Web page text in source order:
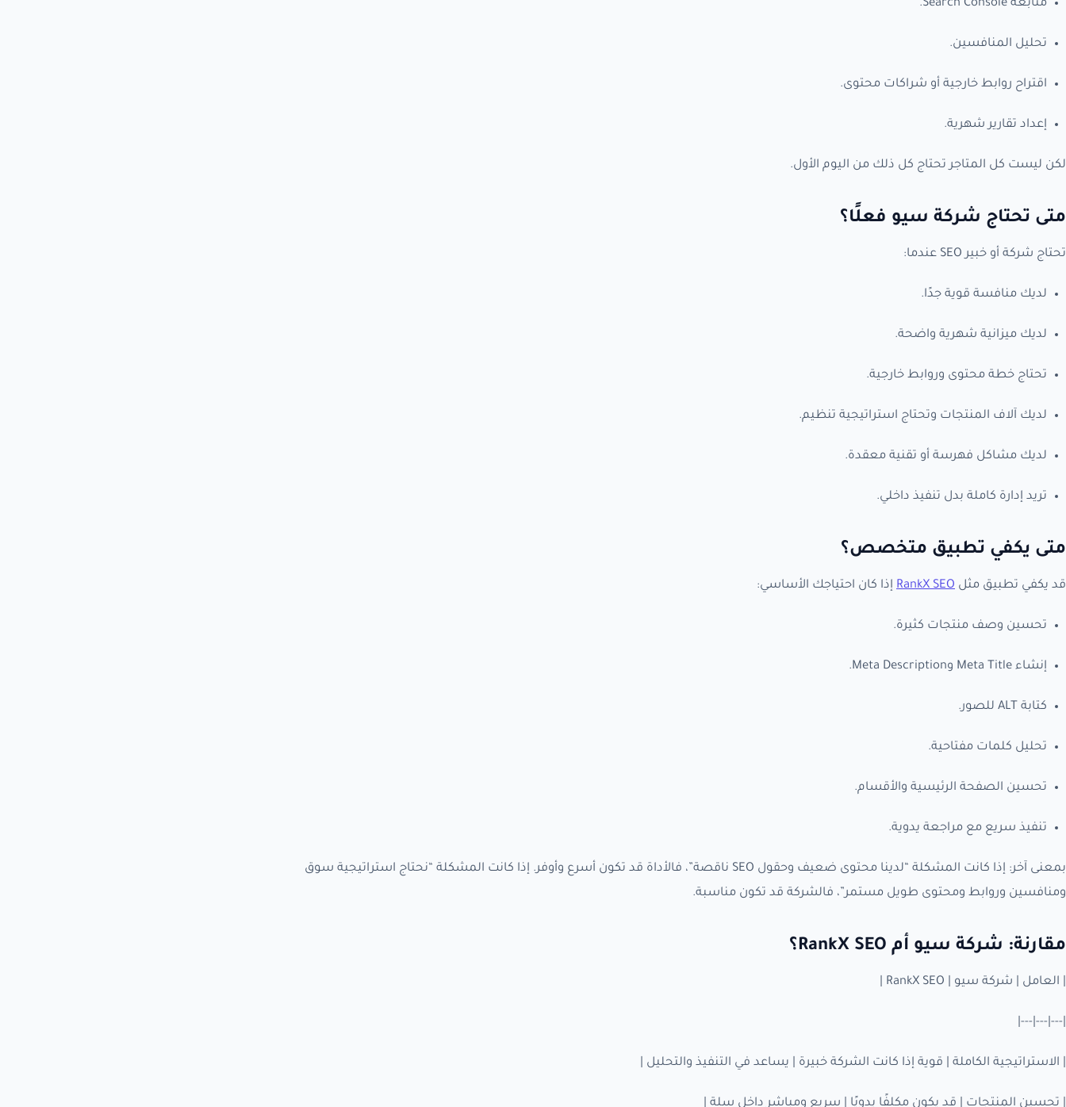
متابعة Search Console.
تحليل المنافسين.
اقتراح روابط خارجية أو شراكات محتوى.
إعداد تقارير شهرية.
لكن ليست كل المتاجر تحتاج كل ذلك من اليوم الأول.
متى تحتاج شركة سيو فعلًا؟
تحتاج شركة أو خبير SEO عندما:
لديك منافسة قوية جدًا.
لديك ميزانية شهرية واضحة.
تحتاج خطة محتوى وروابط خارجية.
لديك آلاف المنتجات وتحتاج استراتيجية تنظيم.
لديك مشاكل فهرسة أو تقنية معقدة.
تريد إدارة كاملة بدل تنفيذ داخلي.
متى يكفي تطبيق متخصص؟
قد يكفي تطبيق مثل RankX SEO إذا كان احتياجك الأساسي:
تحسين وصف منتجات كثيرة.
إنشاء Meta Title وMeta Description.
كتابة ALT للصور.
تحليل كلمات مفتاحية.
تحسين الصفحة الرئيسية والأقسام.
تنفيذ سريع مع مراجعة يدوية.
بمعنى آخر: إذا كانت المشكلة “لدينا محتوى ضعيف وحقول SEO ناقصة”، فالأداة قد تكون أسرع وأوفر. إذا كانت المشكلة “نحتاج استراتيجية سوق
ومنافسين وروابط ومحتوى طويل مستمر”، فالشركة قد تكون مناسبة.
مقارنة: شركة سيو أم RankX SEO؟
| العامل | شركة سيو | RankX SEO |
|---|---|---|
| الاستراتيجية الكاملة | قوية إذا كانت الشركة خبيرة | يساعد في التنفيذ والتحليل |
| تحسين المنتجات | قد يكون مكلفًا يدويًا | سريع ومباشر داخل سلة |